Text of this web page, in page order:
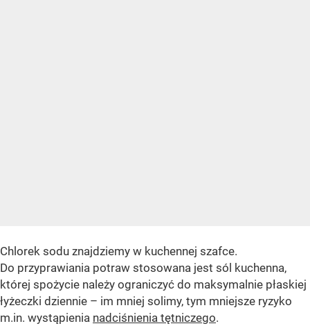
Chlorek sodu znajdziemy w kuchennej szafce.
Do przyprawiania potraw stosowana jest sól kuchenna,
której spożycie należy ograniczyć do maksymalnie płaskiej
łyżeczki dziennie – im mniej solimy, tym mniejsze ryzyko
m.in. wystąpienia nadciśnienia tętniczego.